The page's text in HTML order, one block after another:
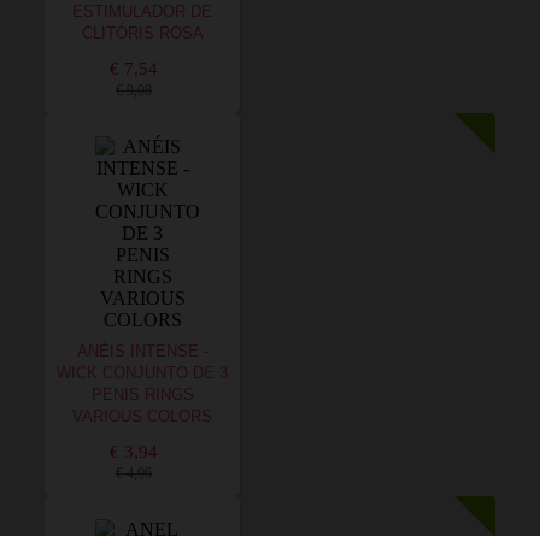
ESTIMULADOR DE
CLITÓRIS ROSA
€ 7,54
€ 9,08
ANÉIS INTENSE -
WICK CONJUNTO DE 3
PENIS RINGS
VARIOUS COLORS
€ 3,94
€ 4,96